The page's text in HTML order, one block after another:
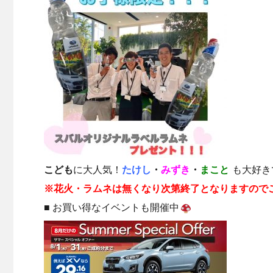
こどもに大人気！ たけし ・ みずき ・ まこと も大好
※花火・ラムネは無くなり次第終了となりますので
■ お買い得なイベントも開催中